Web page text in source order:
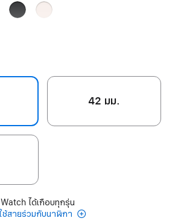
ดำ
ชม
42 มม.
ได้เกือบทุกรุ่น
ช้สายร่วมกับนาฬิกา